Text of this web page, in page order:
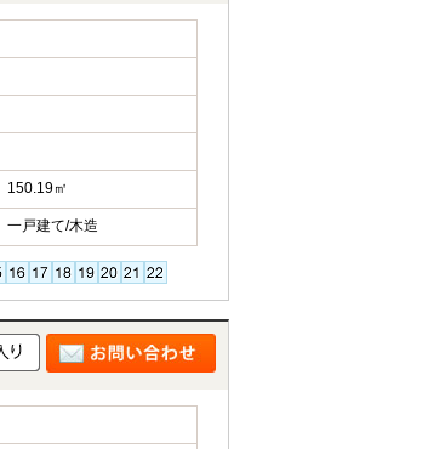
150.19㎡
一戸建て/木造